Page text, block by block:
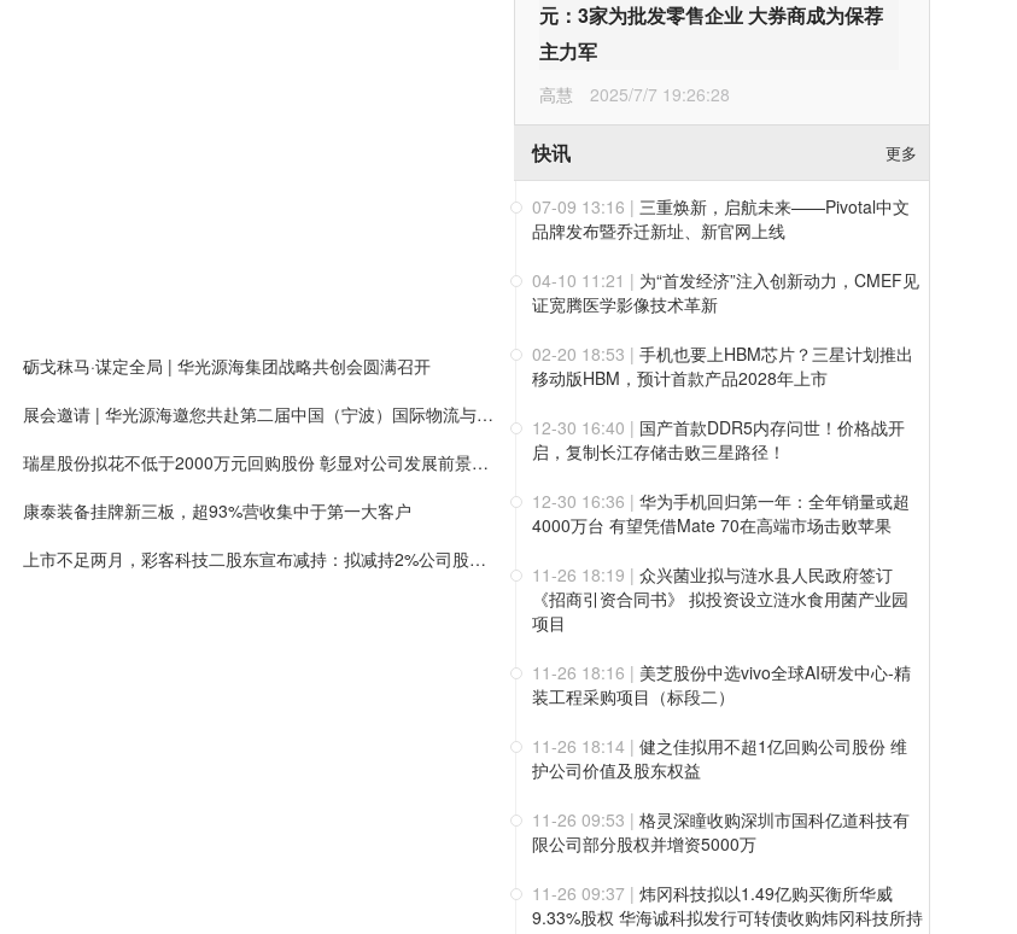
砺戈秣马·谋定全局 | 华光源海集团战略共创会圆满召开
展会邀请 | 华光源海邀您共赴第二届中国（宁波）国际物流与供应链博览会，展位号：T01
瑞星股份拟花不低于2000万元回购股份 彰显对公司发展前景的信心
康泰装备挂牌新三板，超93%营收集中于第一大客户
上市不足两月，彩客科技二股东宣布减持：拟减持2%公司股份约可套现5008万元
元：3家为批发零售企业 大券商成为保荐
主力军
高慧 2025/7/7 19:26:28
快讯 更多
07-09 13:16 | 三重焕新，启航未来——Pivotal中文
品牌发布暨乔迁新址、新官网上线
04-10 11:21 | 为“首发经济”注入创新动力，CMEF见
证宽腾医学影像技术革新
02-20 18:53 | 手机也要上HBM芯片？三星计划推出
移动版HBM，预计首款产品2028年上市
12-30 16:40 | 国产首款DDR5内存问世！价格战开
启，复制长江存储击败三星路径！
12-30 16:36 | 华为手机回归第一年：全年销量或超
4000万台 有望凭借Mate 70在高端市场击败苹果
11-26 18:19 | 众兴菌业拟与涟水县人民政府签订
《招商引资合同书》 拟投资设立涟水食用菌产业园
项目
11-26 18:16 | 美芝股份中选vivo全球AI研发中心-精
装工程采购项目（标段二）
11-26 18:14 | 健之佳拟用不超1亿回购公司股份 维
护公司价值及股东权益
11-26 09:53 | 格灵深瞳收购深圳市国科亿道科技有
限公司部分股权并增资5000万
11-26 09:37 | 炜冈科技拟以1.49亿购买衡所华威
9.33%股权 华海诚科拟发行可转债收购炜冈科技所持